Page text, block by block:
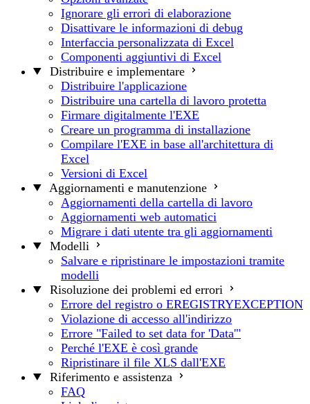
Ignorare gli errori di elaborazione
Disattivare le informazioni di debug
Interfaccia personalizzata di Excel
Componenti aggiuntivi di Excel
Distribuire e implementare
Distribuire l'applicazione
Distribuire una cartella di lavoro protetta
Firmare digitalmente l'EXE
Creare un programma di installazione
Compilare l'EXE in base all'architettura di
Excel
Versioni di Excel
Aggiornamenti e manutenzione
Aggiornamenti della cartella di lavoro
Aggiornamenti web automatici
Migrare i dati utente tra gli aggiornamenti
Modelli
Salvare e ripristinare le impostazioni tramite
modelli
Risoluzione dei problemi ed errori
Errore del registro o EREGISTRYEXCEPTION
Violazione di accesso all'indirizzo
Errore "Failed to set data for 'Data'"
Perché l'EXE è così grande
Ripristinare il file XLS dall'EXE
Riferimento e assistenza
FAQ